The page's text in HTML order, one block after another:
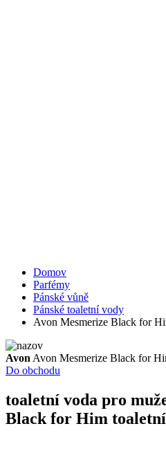
Domov
Parfémy
Pánské vůně
Pánské toaletní vody
Avon Mesmerize Black for
Avon Avon Mesmerize Black for
Do obchodu
toaletní voda pro
Black for Him